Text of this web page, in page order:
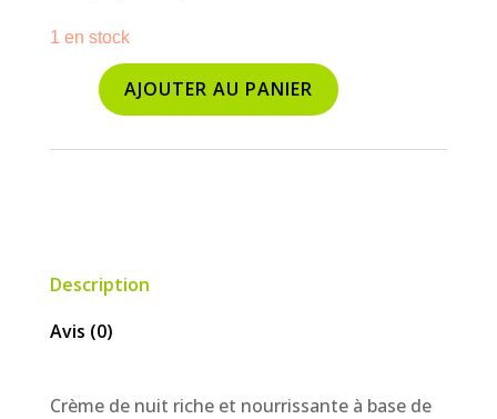
1 en stock
quantité
âge
sèche
AJOUTER AU PANIER
Description
Avis (0)
Crème de nuit riche et nourrissante à base de